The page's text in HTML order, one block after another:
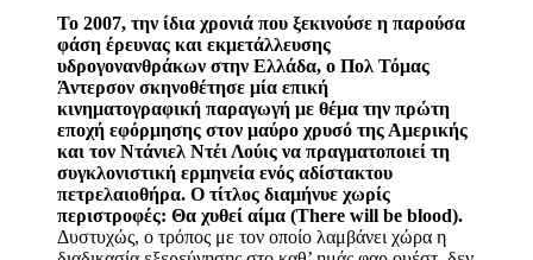
Το 2007, την ίδια χρονιά που ξεκινούσε η παρούσα
φάση έρευνας και εκμετάλλευσης
υδρογονανθράκων στην Ελλάδα, ο Πολ Τόμας
Άντερσον σκηνοθέτησε μία επική
κινηματογραφική παραγωγή με θέμα την πρώτη
εποχή εφόρμησης στον μαύρο χρυσό της Αμερικής
και τον Ντάνιελ Ντέι Λούις να πραγματοποιεί τη
συγκλονιστική ερμηνεία ενός αδίστακτου
πετρελαιοθήρα. Ο τίτλος διαμήνυε χωρίς
περιστροφές: Θα χυθεί αίμα (There will be blood).
Δυστυχώς, ο τρόπος με τον οποίο λαμβάνει χώρα η